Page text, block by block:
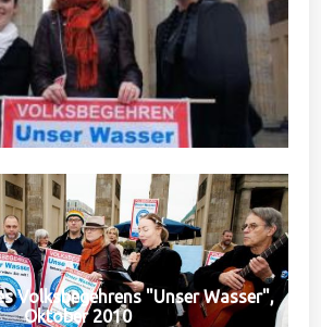
Volksbegehrens "Unser Wasser",
Oktober 2010